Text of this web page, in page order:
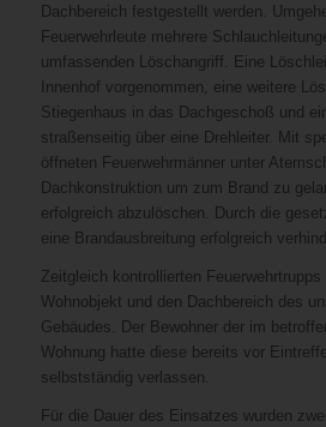
Dachbereich festgestellt werden.
Feuerwehrleute mehrere
umfassenden Löschangriff. Eine
Innenhof vorgenommen, eine weitere
Stiegenhaus in das Dachgeschoß und
straßenseitig über eine Drehleiter. Mit
öffneten Feuerwehrmänner unter
Dachkonstruktion um zum Brand zu
erfolgreich abzulöschen. Durch die
eine Brandausbreitung erfolgreich
Zeitgleich kontrollierten
Wohnobjekt und den Dachbereich des
Gebäudes. Der Bewohner der im
Wohnung hatte diese bereits vor
selbstständig verlassen.
Für die Dauer des Einsatzes wurden